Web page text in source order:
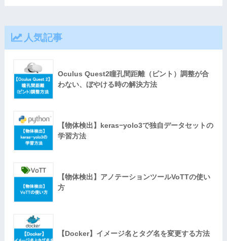
人気記事
Oculus Quest2瞳孔間距離（ピント）調整が合
わない、ぼやける時の解決方法
【物体検出】keras−yolo3で独自データセットの
学習方法
【物体検出】アノテーションツールVoTTの使い
方
【Docker】イメージ名とタグ名を変更する方法